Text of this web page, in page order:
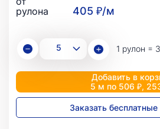
рулона
405 ₽/м
1 рулон =
Добавить в
5 м по 506 ₽,
Заказать